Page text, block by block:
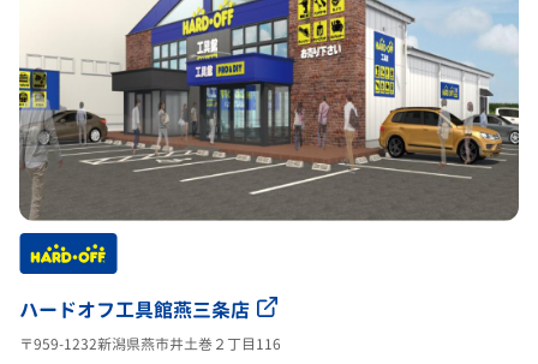
ハードオフ工具館燕三条店
〒959-1232新潟県燕市井土巻２丁目116